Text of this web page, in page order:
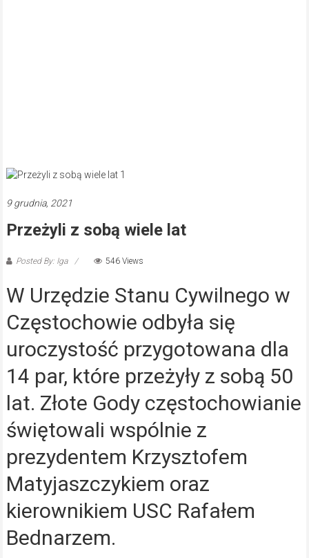
9 grudnia, 2021
Przeżyli z sobą wiele lat
Posted By: Iga 546 Views
W Urzędzie Stanu Cywilnego w
Częstochowie odbyła się
uroczystość przygotowana dla
14 par, które przeżyły z sobą 50
lat. Złote Gody częstochowianie
świętowali wspólnie z
prezydentem Krzysztofem
Matyjaszczykiem oraz
kierownikiem USC Rafałem
Bednarzem.